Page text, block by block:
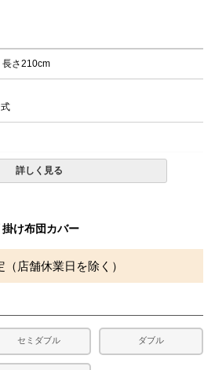
さ210cm
境により誤差がでる場合がございますのでご了
詳しく見る
け布団カバー
店舗休業日を除く）
セミダブル ダブル